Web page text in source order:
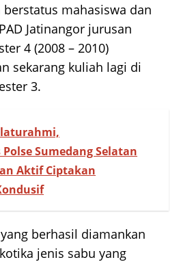
mahasiswa dan
Jatinangor jurusan
4 (2008 – 2010)
sekarang kuliah lagi di
3.
Sumedang Selatan
Aktif Ciptakan
berhasil diamankan
jenis sabu yang